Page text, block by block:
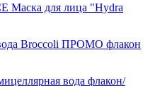
для лица "Hydra
Broccoli ПРОМО флакон
вода флакон/